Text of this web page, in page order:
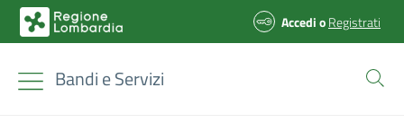
AccedioRegistrati
Bandi e Servizi